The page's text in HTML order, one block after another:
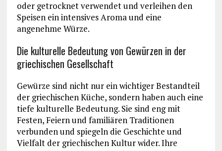
oder getrocknet verwendet und verleihen den
Speisen ein intensives Aroma und eine
angenehme Würze.
Die kulturelle Bedeutung von Gewürzen in der
griechischen Gesellschaft
Gewürze sind nicht nur ein wichtiger Bestandteil
der griechischen Küche, sondern haben auch eine
tiefe kulturelle Bedeutung. Sie sind eng mit
Festen, Feiern und familiären Traditionen
verbunden und spiegeln die Geschichte und
Vielfalt der griechischen Kultur wider. Ihre